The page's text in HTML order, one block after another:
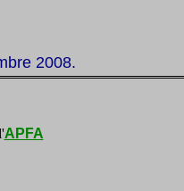
2008.
APFA